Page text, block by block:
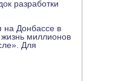
разработки
на Донбассе в
миллионов
Для